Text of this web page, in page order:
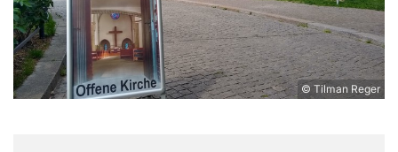
© Tilman Reger